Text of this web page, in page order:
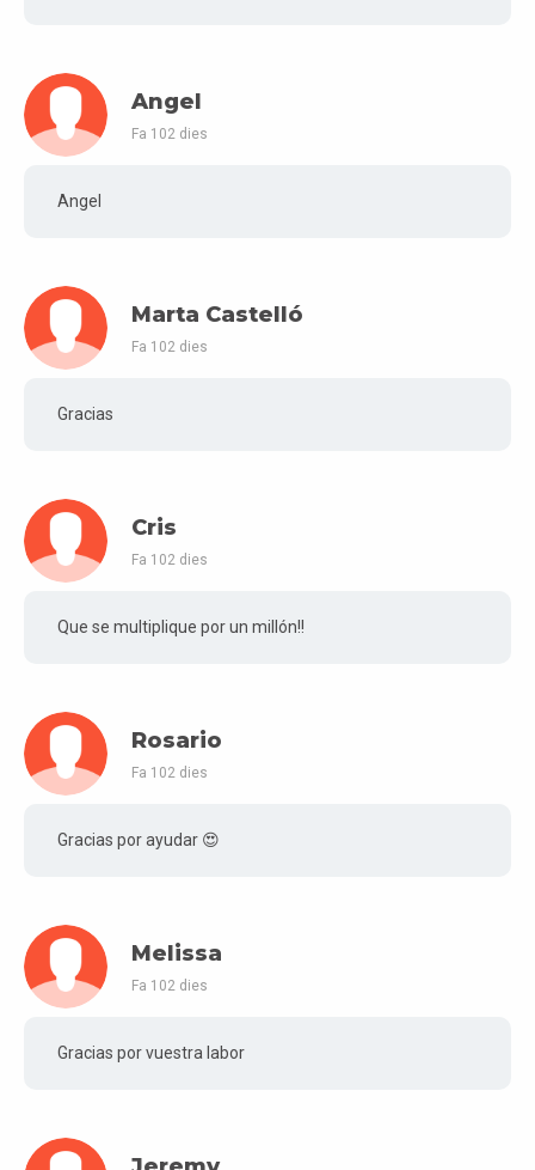
Angel
Fa 102 dies
Angel
Marta Castelló
Fa 102 dies
Gracias
Cris
Fa 102 dies
Que se multiplique por un millón!!
Rosario
Fa 102 dies
Gracias por ayudar 😍
Melissa
Fa 102 dies
Gracias por vuestra labor